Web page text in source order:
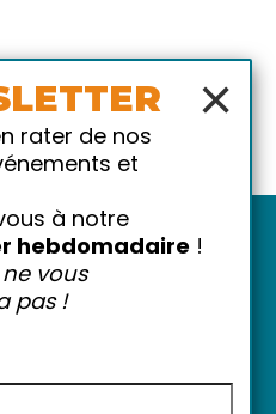
×
rater de nos
et
à notre
hebdomadaire !
vous
pas !